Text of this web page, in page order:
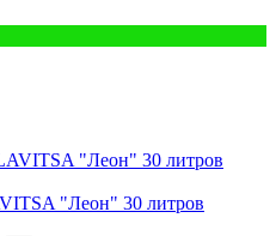
"Леон" 30 литров